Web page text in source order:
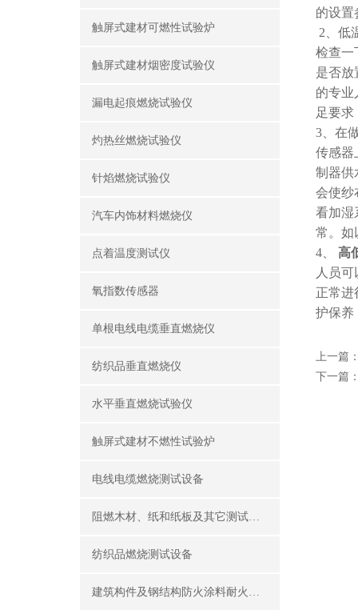
触屏式建材可燃性试验炉
触屏式建材烟密度试验仪
漏电起痕燃烧试验仪
灼热丝燃烧试验仪
针焰燃烧试验仪
汽车内饰材料燃烧仪
点着温度测试仪
氧指数传感器
单根电线电缆垂直燃烧仪
纺织品垂直燃烧仪
水平垂直燃烧试验仪
触屏式建材不燃性试验炉
电线电缆燃烧测试设备
阻燃木材、纸和纸板及其它测试设备
纺织品燃烧测试设备
建筑构件及钢结构防火涂料耐火性能试验设备
的设置
2、低
检查一
是否放
的专业
足要
3、在
传感器
制器供
会使纱
看加湿
常。如
4、 高
人员
正常进
护保养
上一篇
下一篇